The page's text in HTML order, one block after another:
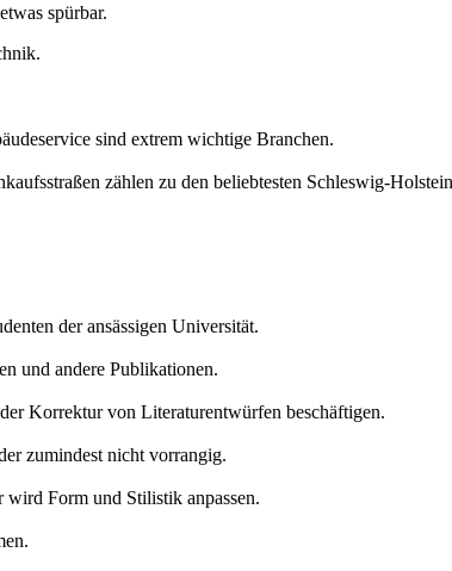
spürbar.
sind extrem wichtige Branchen.
zählen zu den beliebtesten Schleswig-
der ansässigen Universität.
und andere Publikationen.
Korrektur von Literaturentwürfen beschäftigen.
zumindest nicht vorrangig.
Form und Stilistik anpassen.